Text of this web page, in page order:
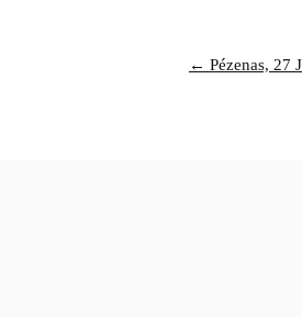
← Pézenas, 27